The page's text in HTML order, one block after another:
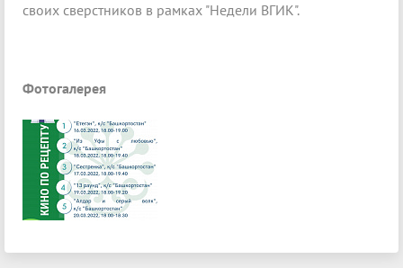
своих сверстников в рамках "Недели ВГИК".
Фотогалерея